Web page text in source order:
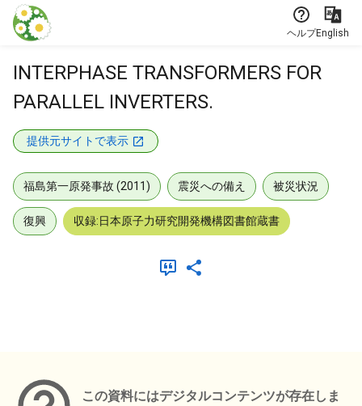
本文に飛ぶ
ヘルプEnglish
INTERPHASE TRANSFORMERS FOR
PARALLEL INVERTERS.
提供元サイトで表示
福島第一原発事故 (2011) 震災への備え 被災状況
復興 収録:日本原子力研究開発機構図書館蔵書
この資料にはデジタルコンテンツが存在しま